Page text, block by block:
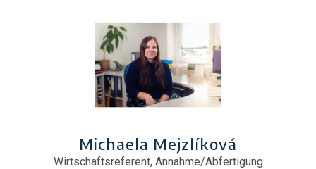
Michaela Mejzlíková
Wirtschaftsreferent, Annahme/Abfertigung